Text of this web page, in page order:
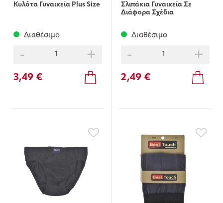
Κυλότα Γυναικεία Plus Size
Διαθέσιμο
- +
3,49 €
Σλιπάκια Γυναικεία Σε
Διάφορα Σχέδια
Διαθέσιμο
- +
2,49 €